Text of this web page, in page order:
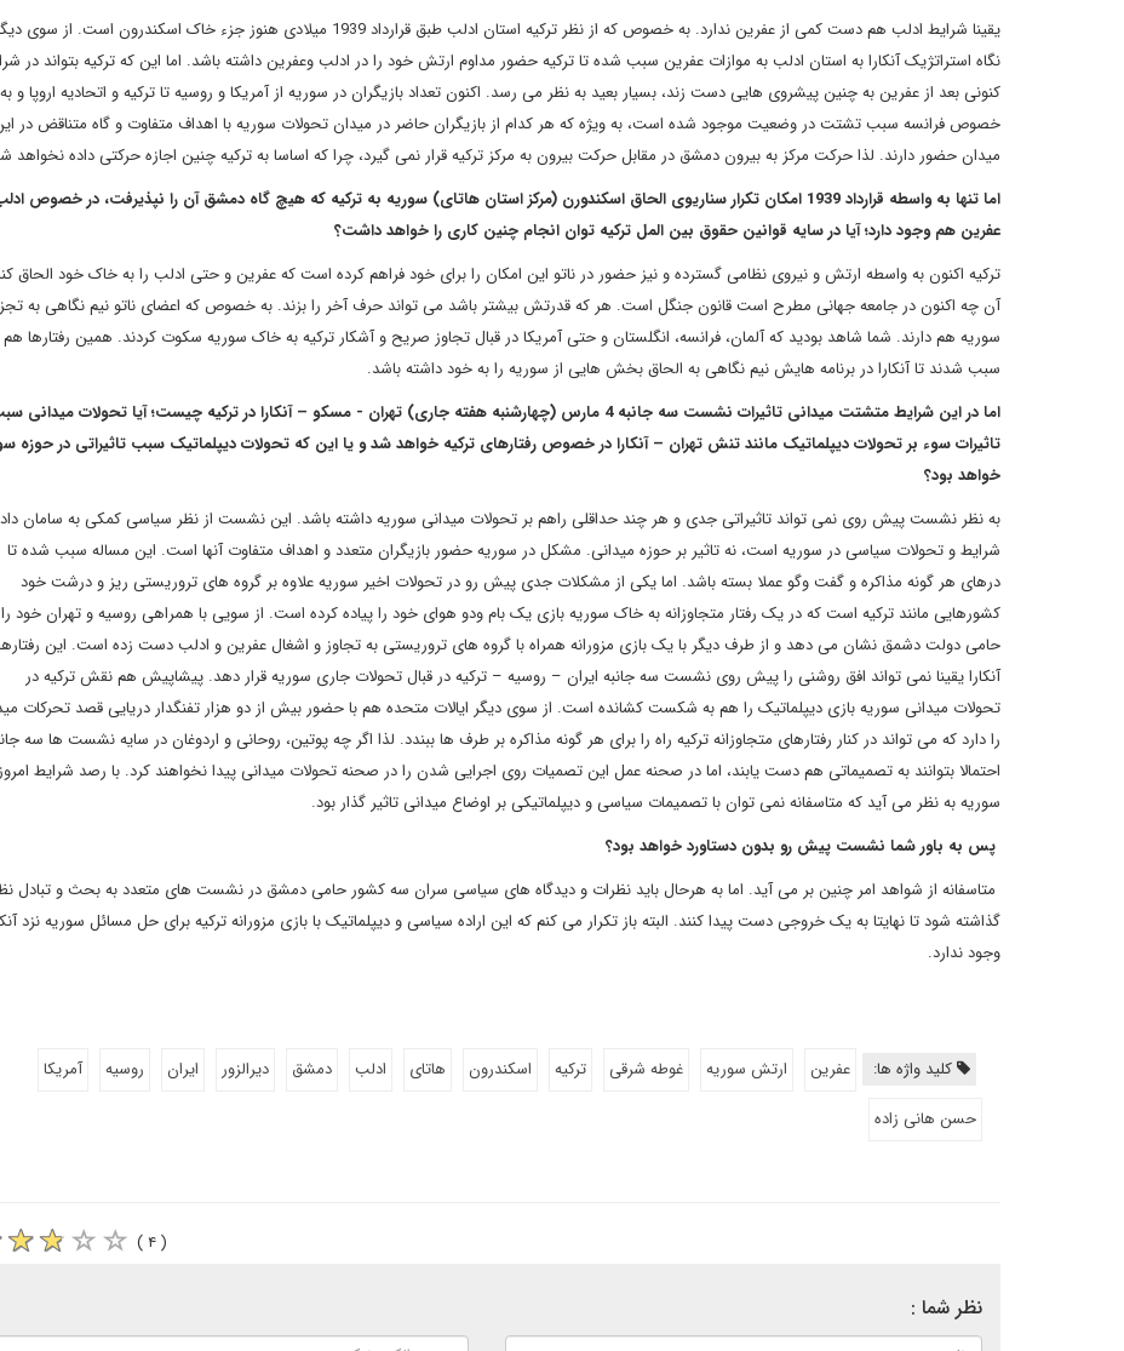
یقینا شرایط ادلب هم دست کمی از عفرین ندارد. به خصوص که از نظر ترکیه استان ادلب طبق قرارداد 1939 میلادی هنوز جزء خاک اسکندرون است. از سوی
نگاه استراتژیک آنکارا به استان ادلب به موازات عفرین سبب شده تا ترکیه حضور مداوم ارتش خود را در ادلب وعفرین داشته باشد. اما این که ترکیه بتواند در
کنونی بعد از عفرین به چنین پیشروی هایی دست زند، بسیار بعید به نظر می رسد. اکنون تعداد بازیگران در سوریه از آمریکا و روسیه تا ترکیه و اتحادیه اروپا و به
خصوص فرانسه سبب تشتت در وضعیت موجود شده است، به ویژه که هر کدام از بازیگران حاضر در میدان تحولات سوریه با اهداف متفاوت و گاه متناقض در
میدان حضور دارند. لذا حرکت مرکز به بیرون دمشق در مقابل حرکت بیرون به مرکز ترکیه قرار نمی گیرد، چرا که اساسا به ترکیه چنین اجازه حرکتی داده نخواهد
اما تنها به واسطه قرارداد 1939 امکان تکرار سناریوی الحاق اسکندورن (مرکز استان هاتای) سوریه به ترکیه که هیچ گاه دمشق آن را نپذیرفت، در خصوص
عفرین هم وجود دارد؛ آیا در سایه قوانین حقوق بین المل ترکیه توان انجام چنین کاری را خواهد داشت؟
ترکیه اکنون به واسطه ارتش و نیروی نظامی گسترده و نیز حضور در ناتو این امکان را برای خود فراهم کرده است که عفرین و حتی ادلب را به خاک خود الحاق
آن چه اکنون در جامعه جهانی مطرح است قانون جنگل است. هر که قدرتش بیشتر باشد می تواند حرف آخر را بزند. به خصوص که اعضای ناتو نیم نگاهی به
سوریه هم دارند. شما شاهد بودید که آلمان، فرانسه، انگلستان و حتی آمریکا در قبال تجاوز صریح و آشکار ترکیه به خاک سوریه سکوت کردند. همین رفتارها هم
سبب شدند تا آنکارا در برنامه هایش نیم نگاهی به الحاق بخش هایی از سوریه را به خود داشته باشد.
اما در این شرایط متشتت میدانی تاثیرات نشست سه جانبه 4 مارس (چهارشنبه هفته جاری) تهران - مسکو – آنکارا در ترکیه چیست؛ آیا تحولات میدانی
تاثیرات سوء بر تحولات دیپلماتیک مانند تنش تهران – آنکارا در خصوص رفتارهای ترکیه خواهد شد و یا این که تحولات دیپلماتیک سبب تاثیراتی در حوزه
خواهد بود؟
به نظر نشست پیش روی نمی تواند تاثیراتی جدی و هر چند حداقلی راهم بر تحولات میدانی سوریه داشته باشد. این نشست از نظر سیاسی کمکی به سامان
شرایط و تحولات سیاسی در سوریه است، نه تاثیر بر حوزه میدانی. مشکل در سوریه حضور بازیگران متعدد و اهداف متفاوت آنها است. این مساله سبب شده تا
درهای هر گونه مذاکره و گفت وگو عملا بسته باشد. اما یکی از مشکلات جدی پیش رو در تحولات اخیر سوریه علاوه بر گروه های تروریستی ریز و درشت خود
کشورهایی مانند ترکیه است که در یک رفتار متجاوزانه به خاک سوریه بازی یک بام ودو هوای خود را پیاده کرده است. از سویی با همراهی روسیه و تهران خود را
حامی دولت دشمق نشان می دهد و از طرف دیگر با یک بازی مزورانه همراه با گروه های تروریستی به تجاوز و اشغال عفرین و ادلب دست زده است. این
آنکارا یقینا نمی تواند افق روشنی را پیش روی نشست سه جانبه ایران – روسیه – ترکیه در قبال تحولات جاری سوریه قرار دهد. پیشاپیش هم نقش ترکیه در
تحولات میدانی سوریه بازی دیپلماتیک را هم به شکست کشانده است. از سوی دیگر ایالات متحده هم با حضور بیش از دو هزار تفنگدار دریایی قصد تحرکات
را دارد که می تواند در کنار رفتارهای متجاوزانه ترکیه راه را برای هر گونه مذاکره بر طرف ها ببندد. لذا اگر چه پوتین، روحانی و اردوغان در سایه نشست ها سه
احتمالا بتوانند به تصمیماتی هم دست یابند، اما در صحنه عمل این تصمیات روی اجرایی شدن را در صحنه تحولات میدانی پیدا نخواهند کرد. با رصد شرایط امروز
سوریه به نظر می آید که متاسفانه نمی توان با تصمیمات سیاسی و دیپلماتیکی بر اوضاع میدانی تاثیر گذار بود.
پس به باور شما نشست پیش رو بدون دستاورد خواهد بود؟
متاسفانه از شواهد امر چنین بر می آید. اما به هرحال باید نظرات و دیدگاه های سیاسی سران سه کشور حامی دمشق در نشست های متعدد به بحث و تبادل
گذاشته شود تا نهایتا به یک خروجی دست پیدا کنند. البته باز تکرار می کنم که این اراده سیاسی و دیپلماتیک با بازی مزورانه ترکیه برای حل مسائل سوریه نزد
وجود ندارد.
کلید واژه ها: عفرین ارتش سوریه غوطه شرقی ترکیه اسکندرون هاتای ادلب دمشق دیرالزور ایران روسیه
آمریکا
حسن هانی زاده
( ۴ )
نظر شما :